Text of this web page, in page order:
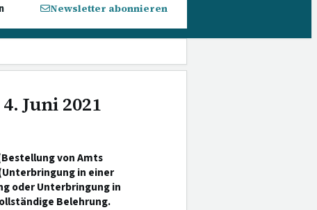
Newsletter abonnieren
Juni 2021
von Amts
in einer
oder Unterbringung in
Belehrung.